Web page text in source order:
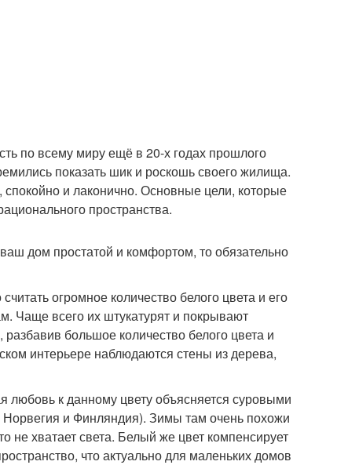
по всему миру ещё в 20-х годах прошлого
показать шик и роскошь своего жилища.
и лаконично. Основные цели, которые
пространства.
дом простатой и комфортом, то обязательно
огромное количество белого цвета и его
Чаще всего их штукатурят и покрывают
большое количество белого цвета и
интерьере наблюдаются стены из дерева,
любовь к данному цвету объясняется суровыми
и Финляндия). Зимы там очень похожи
не хватает света. Белый же цвет компенсирует
что актуально для маленьких домов